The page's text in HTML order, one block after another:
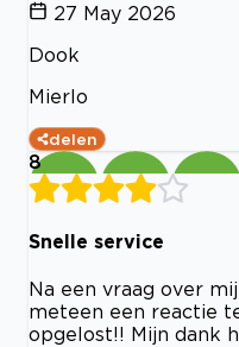
27 May 2026
Dook
Mierlo
delen
8
Snelle service
Na een vraag over
meteen een reactie
opgelost!! Mijn dank